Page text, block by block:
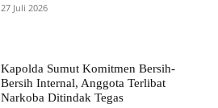
27 Juli 2026
Kapolda Sumut Komitmen Bersih-
Bersih Internal, Anggota Terlibat
Narkoba Ditindak Tegas